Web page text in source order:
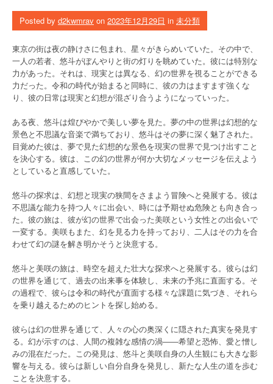
Posted by d2kwmrav on 2023年12月29日 in 未分類
東京の街は夜の静けさに包まれ、星々がきらめいていた。その中で、
一人の若者、悠斗がぼんやりと街の灯りを眺めていた。彼には特別な
力があった。それは、現実とは異なる、幻の世界を視ることができる
力だった。令和の時代が始まると同時に、彼の力はますます強くな
り、彼の日常は現実と幻想が混ざり合うようになっていった。
ある夜、悠斗は煌びやかで美しい夢を見た。夢の中の世界は幻想的な
景色と不思議な音楽で満ちており、悠斗はその夢に深く魅了された。
目覚めた彼は、夢で見た幻想的な景色を現実の世界で見つけ出すこと
を決心する。彼は、この幻の世界が何か大切なメッセージを伝えよう
としていると直感していた。
悠斗の探求は、幻想と現実の狭間をさまよう冒険へと発展する。彼は
不思議な能力を持つ人々に出会い、時には予期せぬ危険とも向き合っ
た。彼の旅は、彼が幻の世界で出会った美咲という女性との出会いで
一変する。美咲もまた、幻を見る力を持っており、二人はその力を合
わせて幻の謎を解き明かそうと決意する。
悠斗と美咲の旅は、時空を超えた壮大な探求へと発展する。彼らは幻
の世界を通じて、過去の出来事を体験し、未来の予兆に直面する。そ
の過程で、彼らは令和の時代が直面する様々な課題に気づき、それら
を乗り越えるためのヒントを探し始める。
彼らは幻の世界を通じて、人々の心の奥深くに隠された真実を発見す
る。幻が示すのは、人間の複雑な感情の渦――希望と恐怖、愛と憎し
みの混在だった。この発見は、悠斗と美咲自身の人生観にも大きな影
響を与える。彼らは新しい自分自身を発見し、新たな人生の道を歩む
ことを決意する。